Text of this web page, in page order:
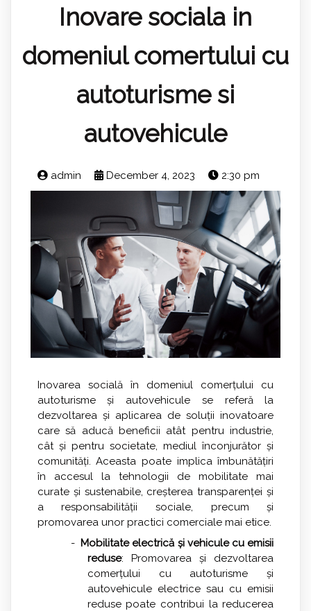
Inovare sociala in
domeniul comertului cu
autoturisme si
autovehicule
admin December 4, 2023 2:30 pm
Inovarea socială în domeniul comerțului cu
autoturisme și autovehicule se referă la
dezvoltarea și aplicarea de soluții inovatoare
care să aducă beneficii atât pentru industrie,
cât și pentru societate, mediul înconjurător și
comunități. Aceasta poate implica îmbunătățiri
în accesul la tehnologii de mobilitate mai
curate și sustenabile, creșterea transparenței și
a responsabilității sociale, precum și
promovarea unor practici comerciale mai etice.
- Mobilitate electrică și vehicule cu emisii
reduse: Promovarea și dezvoltarea
comerțului cu autoturisme și
autovehicule electrice sau cu emisii
reduse poate contribui la reducerea